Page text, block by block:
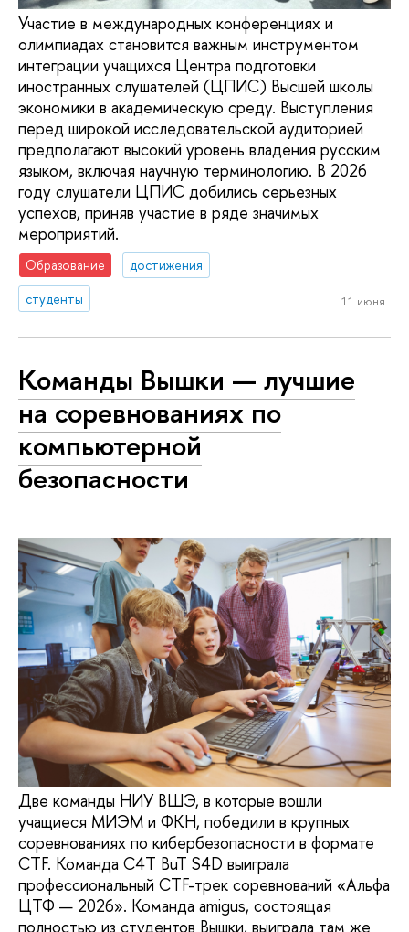
Участие в международных конференциях и
олимпиадах становится важным инструментом
интеграции учащихся Центра подготовки
иностранных слушателей (ЦПИС) Высшей школы
экономики в академическую среду. Выступления
перед широкой исследовательской аудиторией
предполагают высокий уровень владения русским
языком, включая научную терминологию. В 2026
году слушатели ЦПИС добились серьезных
успехов, приняв участие в ряде значимых
мероприятий.
Образование
достижения
студенты
11 июня
Команды Вышки — лучшие
на соревнованиях по
компьютерной
безопасности
Две команды НИУ ВШЭ, в которые вошли
учащиеся МИЭМ и ФКН, победили в крупных
соревнованиях по кибербезопасности в формате
CTF. Команда C4T BuT S4D выиграла
профессиональный CTF-трек соревнований «Альфа
ЦТФ — 2026». Команда amigus, состоящая
полностью из студентов Вышки, выиграла там же